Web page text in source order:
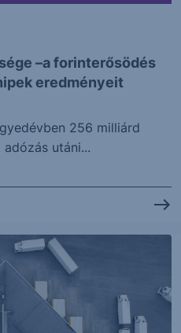
–a forinterősödés
eredményeit
256 milliárd
utáni...